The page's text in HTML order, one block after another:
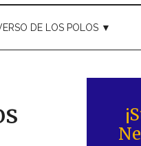
DE LOS POLOS ▼